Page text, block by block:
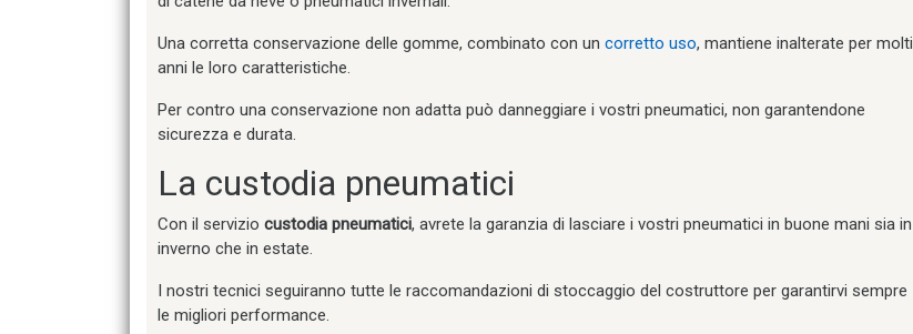
Una corretta conservazione delle gomme, combinato con un corretto uso, mantiene inalterate per molti
anni le loro caratteristiche.
Per contro una conservazione non adatta può danneggiare i vostri pneumatici, non garantendone
sicurezza e durata.
La custodia pneumatici
Con il servizio custodia pneumatici, avrete la garanzia di lasciare i vostri pneumatici in buone mani sia in
inverno che in estate.
I nostri tecnici seguiranno tutte le raccomandazioni di stoccaggio del costruttore per garantirvi sempre
le migliori performance.